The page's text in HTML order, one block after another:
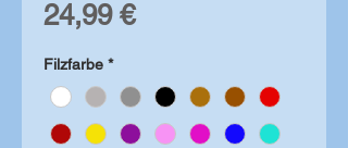
24,99 €Preis
Filzfarbe *